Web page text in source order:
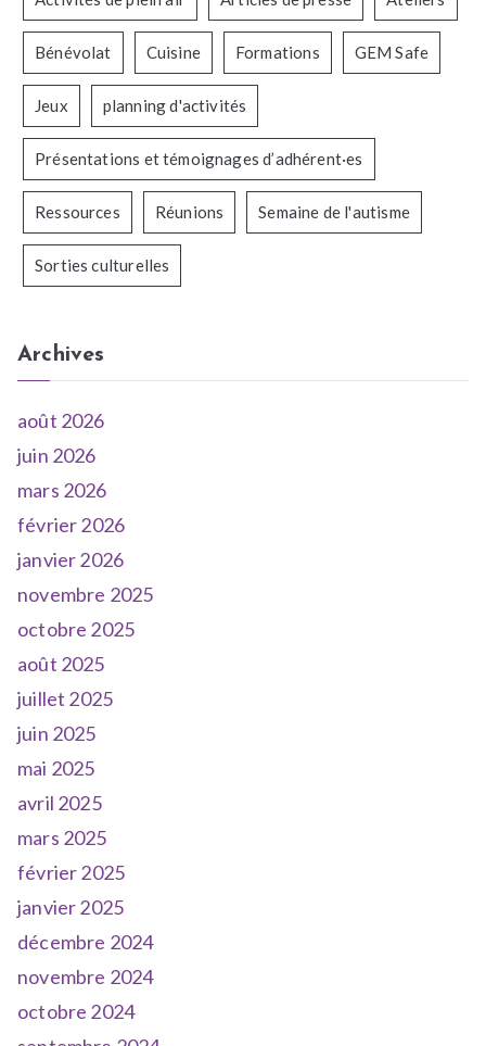
Bénévolat Cuisine Formations GEM Safe
Jeux planning d'activités
Présentations et témoignages d’adhérent·es
Ressources Réunions Semaine de l'autisme
Sorties culturelles
Archives
août 2026
juin 2026
mars 2026
février 2026
janvier 2026
novembre 2025
octobre 2025
août 2025
juillet 2025
juin 2025
mai 2025
avril 2025
mars 2025
février 2025
janvier 2025
décembre 2024
novembre 2024
octobre 2024